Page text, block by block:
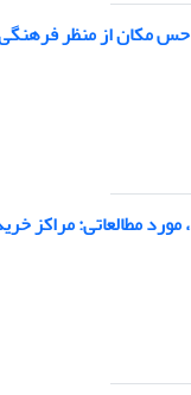
مکان از منظر
مطالعاتی: مراکز